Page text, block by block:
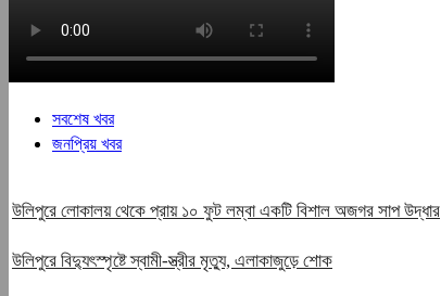
সবশেষ খবর
জনপ্রিয় খবর
উলিপুরে লোকালয় থেকে প্রায় ১০ ফুট লম্বা একটি বিশাল অজগর সাপ উদ্ধার
উলিপুরে বিদ্যুৎস্পৃষ্টে স্বামী-স্ত্রীর মৃত্যু, এলাকাজুড়ে শোক